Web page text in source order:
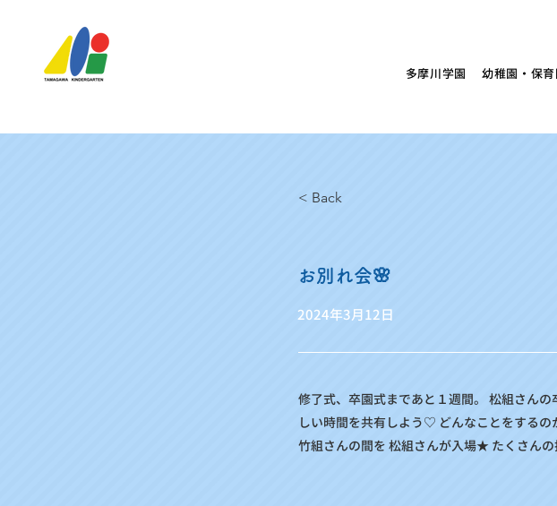
多摩川学園 幼稚園・保育
< Back
お別れ会🌸
2024年3月12日
修了式、卒園式まであと１週間。 松組さん
しい時間を共有しよう♡ どんなことをする
竹組さんの間を 松組さんが入場★ たくさん